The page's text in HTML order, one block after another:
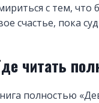
с тем, что
счастье, пока
читать
полностью